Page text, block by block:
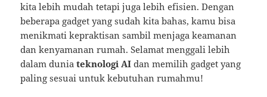
kita lebih mudah tetapi juga lebih efisien. Dengan
beberapa gadget yang sudah kita bahas, kamu bisa
menikmati kepraktisan sambil menjaga keamanan
dan kenyamanan rumah. Selamat menggali lebih
dalam duniateknologi AI dan memilih gadget yang
paling sesuai untuk kebutuhan rumahmu!